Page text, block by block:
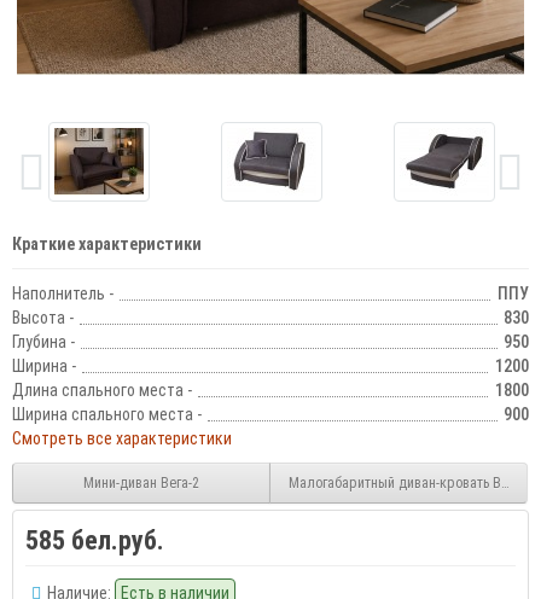
Краткие характеристики
Наполнитель -
ППУ
Высота -
830
Глубина -
950
Ширина -
1200
Длина спального места -
1800
Ширина спального места -
900
Смотреть все характеристики
Мини-диван Вега-2 Малогабаритный диван-кровать Волга
585 бел.руб.
Наличие: Есть в наличии